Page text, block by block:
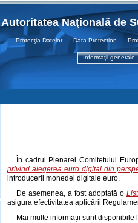
Autoritatea Naţională de
Protecţia Datelor Data Protection
Informaţii generale
În cadrul Plenarei Comitetului
privind alegerea euro digital din
introducerii monedei digitale euro.
De asemenea, a fost adoptată o
asigura efectivitatea aplicării
Mai multe informații sunt disponibile